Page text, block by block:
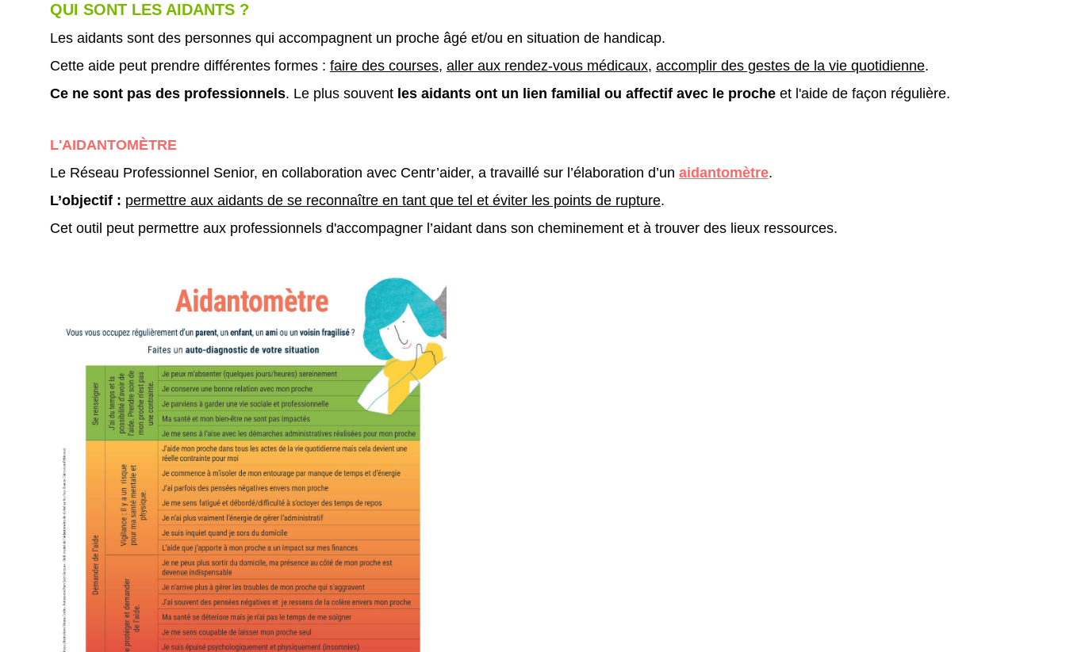
QUI SONT LES AIDANTS ?
Les aidants sont des personnes qui accompagnent un proche âgé et/ou en situation de handicap.
Cette aide peut prendre différentes formes : faire des courses, aller aux rendez-vous médicaux, accomplir des gestes de la vie quotidienne.
Ce ne sont pas des professionnels. Le plus souvent les aidants ont un lien familial ou affectif avec le procheet l'aide de façon régulière.
L'AIDANTOMÈTRE
Le Réseau Professionnel Senior, en collaboration avec Centr’aider, a travaillé sur l’élaboration d’un aidantomètre.
L’objectif : permettre aux aidants de se reconnaître en tant que tel et éviter les points de rupture.
Cet outil peut permettre aux professionnels d'accompagner l’aidant dans son cheminement et à trouver des lieux ressources.